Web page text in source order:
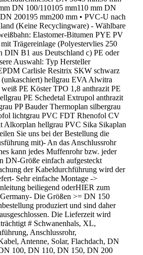
DN 100/110105 mm110 mm DN
200195 mm200 mm • PVC-U nach
(Keine Recyclingware) - Wählbare
Elastomer-Bitumen PYE PV
Trägereinlage (Polyestervlies 250
DIN B1 aus Deutschland c) PE oder
Auswahl: Typ Hersteller
Carlisle Resitrix SKW schwarz
hellgrau EVA Alwitra
PE Köster TPO 1,8 anthrazit PE
PE Schedetal Extrupol anthrazit
PP Bauder Thermoplan silbergrau
lichtgrau PVC FDT Rhenofol CV
Alkorplan hellgrau PVC Sika Sikaplan
Sie uns bei der Bestellung die
mit)- An das Anschlussrohr
kann jedes Muffenrohr bzw. jeder
DN-Größe einfach aufgesteckt
der Kabeldurchführung wird der
Sehr einfache Montage ->
beiliegend oderHIER zum
Die Größen >= DN 150
produziert und sind daher
Die Lieferzeit wird
# Schwanenhals, XL,
Anschlussrohr,
Antenne, Solar, Flachdach, DN
100, DN 110, DN 150, DN 200